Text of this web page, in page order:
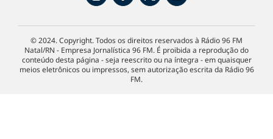
© 2024. Copyright. Todos os direitos reservados à Rádio 96 FM
Natal/RN - Empresa Jornalística 96 FM. É proibida a reprodução do
conteúdo desta página - seja reescrito ou na íntegra - em quaisquer
meios eletrônicos ou impressos, sem autorização escrita da Rádio 96
FM.